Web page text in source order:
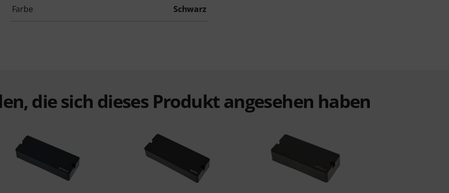
Farbe Schwarz
die sich dieses Produkt angesehen haben